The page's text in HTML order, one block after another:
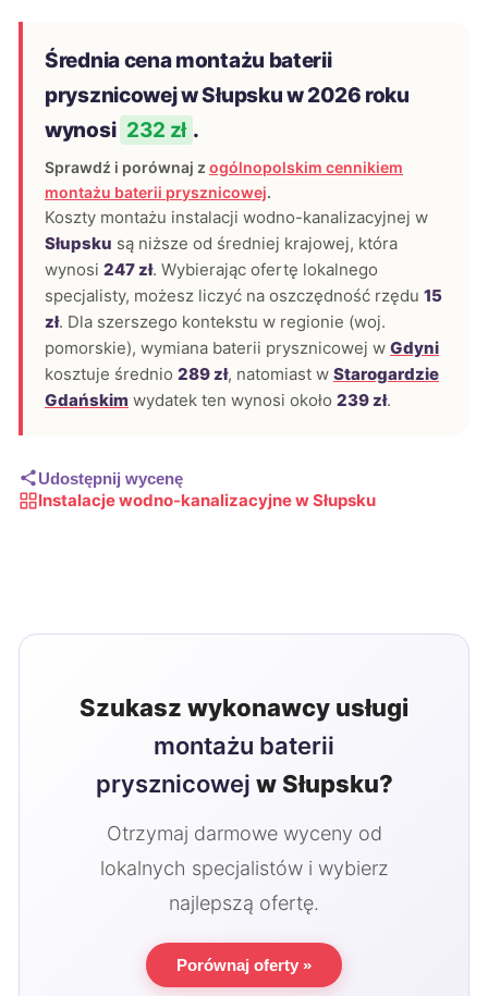
Średnia cena montażu baterii
prysznicowej w Słupsku w 2026 roku
wynosi 232 zł .
Sprawdź i porównaj z ogólnopolskim cennikiem
montażu baterii prysznicowej.
Koszty montażu instalacji wodno-kanalizacyjnej w
Słupsku są niższe od średniej krajowej, która
wynosi 247 zł. Wybierając ofertę lokalnego
specjalisty, możesz liczyć na oszczędność rzędu 15
zł. Dla szerszego kontekstu w regionie (woj.
pomorskie), wymiana baterii prysznicowej w Gdyni
kosztuje średnio 289 zł, natomiast w Starogardzie
Gdańskim wydatek ten wynosi około 239 zł.
Udostępnij wycenę
Instalacje wodno-kanalizacyjne w Słupsku
Szukasz wykonawcy usługi
montażu baterii
prysznicowej w Słupsku?
Otrzymaj darmowe wyceny od
lokalnych specjalistów i wybierz
najlepszą ofertę.
Porównaj oferty »